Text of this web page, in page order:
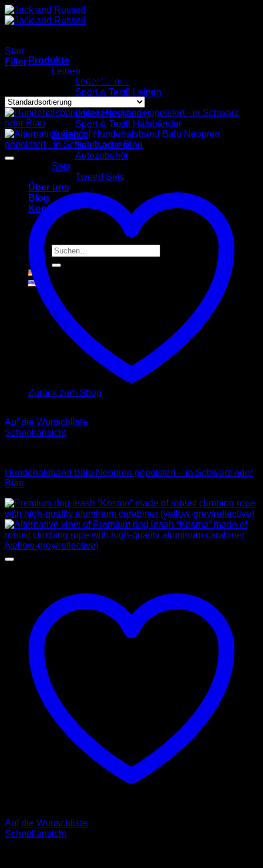
Zum
Inhalt
Produkte
Leinen
Leder Leinen
Sport & Textil Leinen
Halsbänder
Leder Halsbänder
Sport & Textil Halsbänder
Zubehör
Spielsachen
Autozubehör
Sets
Tweed Sets
Über uns
Blog
Kontakt
Suchen
nach:
Warenkorb
Es befinden sich keine Produkte im Warenkorb.
Zurück zum Shop
Start
Filter
Alle 51 Ergebnisse werden angezeigt
Auf die Wunschliste
Schnellansicht
Hundehalsband Balu Neopren gepolstert – in Schwarz oder
Blau
Auf die Wunschliste
Schnellansicht